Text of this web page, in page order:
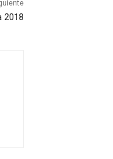
2018